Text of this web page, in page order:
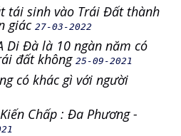
tái sinh vào Trái Đất thành
giác 27-03-2022
Di Đà là 10 ngàn năm có
đất không 25-09-2021
có khác gì với người
Chấp : Đa Phương -